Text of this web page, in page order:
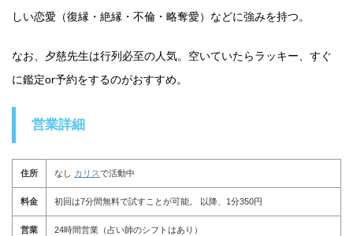
しい恋愛（復縁・絶縁・不倫・略奪愛）などに強みを持つ。
なお、夕慈先生は行列必至の人気。空いていたらラッキー、すぐ
に鑑定or予約をするのがおすすめ。
営業詳細
住所 なし カリスで活動中
料金 初回は7分間無料で試すことが可能。 以降、1分350円
営業 24時間営業（占い師のシフトはあり）